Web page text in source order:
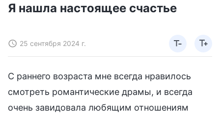
Я нашла настоящее счастье
25 сентября 2024 г.
С раннего возраста мне всегда нравилось
смотреть романтические драмы, и всегда
очень завидовала любящим отношениям